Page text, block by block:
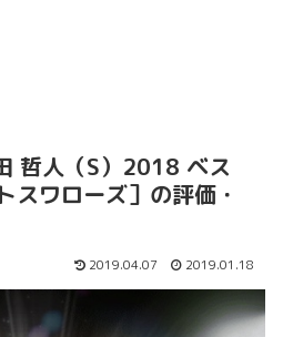
哲人（S）2018 ベス
スワローズ］の評価・
2019.04.07 2019.01.18